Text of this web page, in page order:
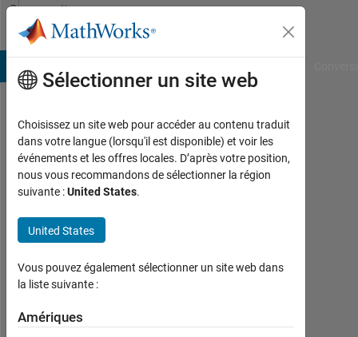
Passer au contenu
Community
Profile
大
輝
Last
plus
d'un
y a
Actif
depuis
Sélectionner un site web
Choisissez un site web pour accéder au contenu traduit
dans votre langue (lorsqu'il est disponible) et voir les
événements et les offres locales. D’après votre position,
nous vous recommandons de sélectionner la région
suivante :United States.
United States
Vous pouvez également sélectionner un site web dans
la liste suivante :
Amériques